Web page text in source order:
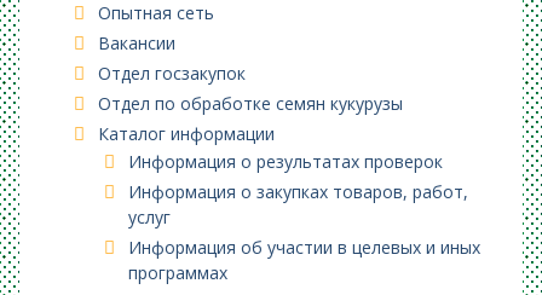
Опытная сеть
Вакансии
Отдел госзакупок
Отдел по обработке семян кукурузы
Каталог информации
Информация о результатах проверок
Информация о закупках товаров, работ,
услуг
Информация об участии в целевых и иных
программах